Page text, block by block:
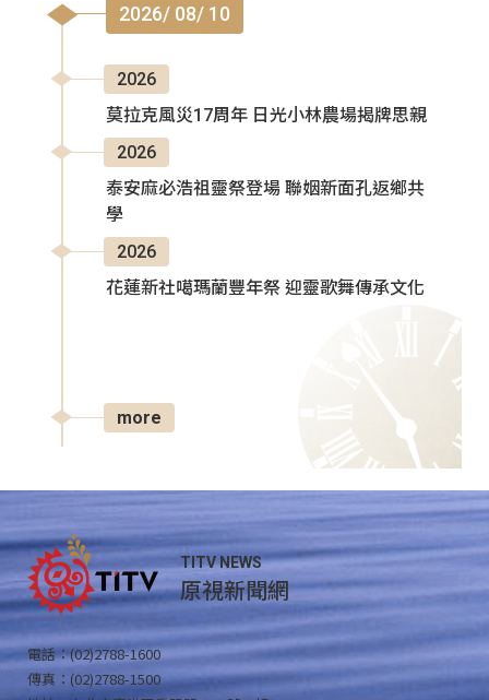
2026/ 08/ 10
2026
莫拉克風災17周年 日光小林農場揭牌思親
2026
泰安麻必浩祖靈祭登場 聯姻新面孔返鄉共
學
2026
花蓮新社噶瑪蘭豐年祭 迎靈歌舞傳承文化
more
TITV NEWS
原視新聞網
電話：(02)2788-1600
傳真：(02)2788-1500